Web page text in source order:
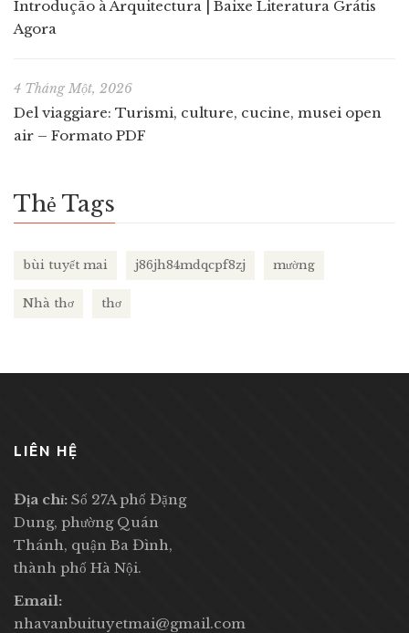
Introdução à Arquitectura | Baixe Literatura Grátis
Agora
4 Tháng Một, 2026
Del viaggiare: Turismi, culture, cucine, musei open
air – Formato PDF
Thẻ Tags
bùi tuyết mai j86jh84mdqcpf8zj mường
Nhà thơ thơ
LIÊN HỆ
Địa chỉ: Số 27A phố Đặng
Dung, phường Quán
Thánh, quận Ba Đình,
thành phố Hà Nội.
Email:
nhavanbuituyetmai@gmail.com